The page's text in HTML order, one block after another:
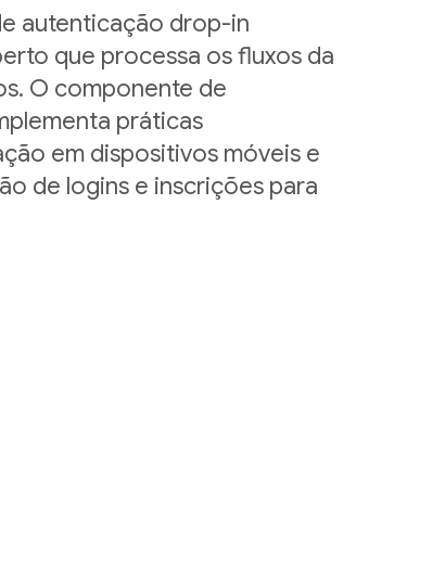
autenticação drop-in
que processa os fluxos da
O componente de
práticas
em dispositivos móveis e
de logins e inscrições para